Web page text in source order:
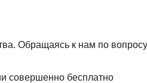
Обращаясь к нам по вопросу
совершенно бесплатно